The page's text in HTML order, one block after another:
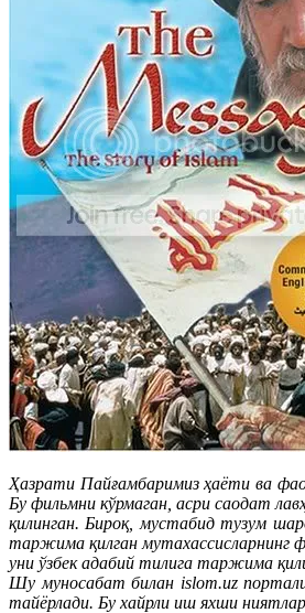
Ҳазрати Пайғамбаримиз ҳаёти ва
Бу фильмни кўрмаган, асри саодат
қилинган. Бироқ, мустабид тузум
таржима қилган мутахассисларнинг
уни ўзбек адабий тилига таржима
Шу муносабат билан islom.uz
тайёрлади. Бу хайрли иш яхши